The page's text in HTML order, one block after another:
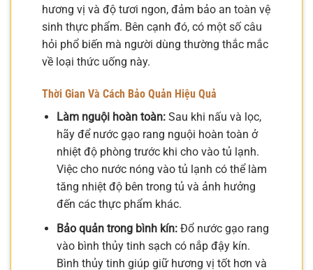
hương vị và độ tươi ngon, đảm bảo an toàn vệ
sinh thực phẩm. Bên cạnh đó, có một số câu
hỏi phổ biến mà người dùng thường thắc mắc
về loại thức uống này.
Thời Gian Và Cách Bảo Quản Hiệu Quả
Làm nguội hoàn toàn:Sau khi nấu và lọc,
hãy để nước gạo rang nguội hoàn toàn ở
nhiệt độ phòng trước khi cho vào tủ lạnh.
Việc cho nước nóng vào tủ lạnh có thể làm
tăng nhiệt độ bên trong tủ và ảnh hưởng
đến các thực phẩm khác.
Bảo quản trong bình kín:Đổ nước gạo rang
vào bình thủy tinh sạch có nắp đậy kín.
Bình thủy tinh giúp giữ hương vị tốt hơn và